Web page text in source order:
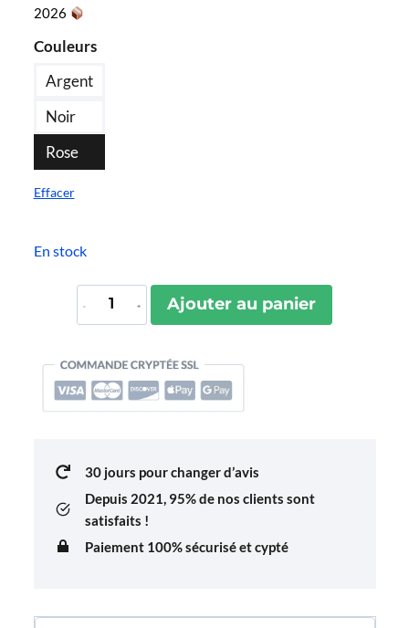
2026
Couleurs
Argent
Noir
Rose
Effacer
En stock
quantité
de
De
Voyage
Ajouter au panier
30 jours pour changer d’avis
Depuis 2021, 95% de nos clients sont
satisfaits !
Paiement 100% sécurisé et cypté